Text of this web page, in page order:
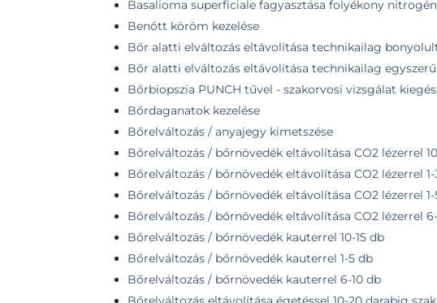
Basalioma superficiale fagyasztása folyékony
Benőtt köröm kezelése
Bőr alatti elváltozás eltávolítása technikailag
Bőr alatti elváltozás eltávolítása technikailag
Bőrbiopszia PUNCH tűvel - szakorvosi vizsgálat
Bőrdaganatok kezelése
Bőrelváltozás / anyajegy kimetszése
Bőrelváltozás / bőrnövedék eltávolítása CO2 lézerrel
Bőrelváltozás / bőrnövedék eltávolítása CO2 lézerrel
Bőrelváltozás / bőrnövedék eltávolítása CO2 lézerrel
Bőrelváltozás / bőrnövedék eltávolítása CO2 lézerrel
Bőrelváltozás / bőrnövedék kauterrel 10-15 db
Bőrelváltozás / bőrnövedék kauterrel 1-5 db
Bőrelváltozás / bőrnövedék kauterrel 6-10 db